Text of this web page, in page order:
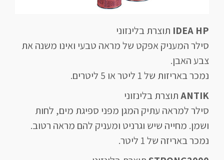
IDEA HP תוצרת בלינזוני
סילר המעניק אפקט של מראה טבעי ואינו משנה את
צבע האבן.
נמכר באריזות של 1 ליטר או 5 ליטרים.
ANTIKתוצרת בלינזוני
סילר למראה עתיק המגן מפני ספיגת מים, לחות
ושמן. מחייה שיש וגרניט ומעניק להם מראה רטוב.
נמכר באריזה של 1 ליטר.